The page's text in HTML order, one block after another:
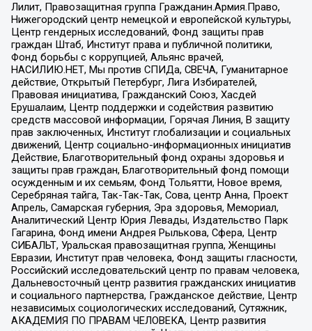
Лилит, Правозащитная группа Гражданин.Армия.Право,
Нижегородский центр немецкой и европейской культуры,
Центр гендерных исследований, Фонд защиты прав
граждан Штаб, Институт права и публичной политики,
Фонд борьбы с коррупцией, Альянс врачей,
НАСИЛИЮ.НЕТ, Мы против СПИДа, СВЕЧА, Гуманитарное
действие, Открытый Петербург, Лига Избирателей,
Правовая инициатива, Гражданский Союз, Хасдей
Ерушалаим, Центр поддержки и содействия развитию
средств массовой информации, Горячая Линия, В защиту
прав заключенных, Институт глобализации и социальных
движений, Центр социально-информационных инициатив
Действие, Благотворительный фонд охраны здоровья и
защиты прав граждан, Благотворительный фонд помощи
осужденным и их семьям, Фонд Тольятти, Новое время,
Серебряная тайга, Так-Так-Так, Сова, центр Анна, Проект
Апрель, Самарская губерния, Эра здоровья, Мемориал,
Аналитический Центр Юрия Левады, Издательство Парк
Гагарина, Фонд имени Андрея Рылькова, Сфера, Центр
СИБАЛЬТ, Уральская правозащитная группа, Женщины
Евразии, Институт прав человека, Фонд защиты гласности,
Российский исследовательский центр по правам человека,
Дальневосточный центр развития гражданских инициатив
и социального партнерства, Гражданское действие, Центр
независимых социологических исследований, Сутяжник,
АКАДЕМИЯ ПО ПРАВАМ ЧЕЛОВЕКА, Центр развития